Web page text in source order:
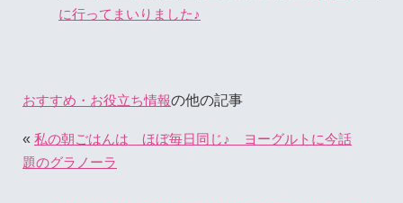
に行ってまいりました♪
おすすめ・お役立ち情報の他の記事
« 私の朝ごはんは ほぼ毎日同じ♪ ヨーグルトに今話
題のグラノーラ